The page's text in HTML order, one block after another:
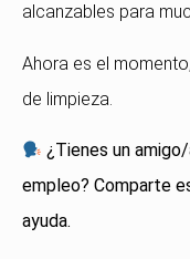
alcanzables para
Ahora es el
de limpieza.
¿Tienes un
empleo? Comparte
ayuda.